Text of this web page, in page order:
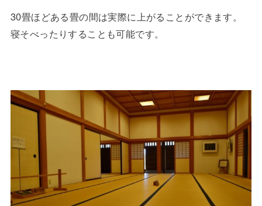
30畳ほどある畳の間は実際に上がることができます。
寝そべったりすることも可能です。